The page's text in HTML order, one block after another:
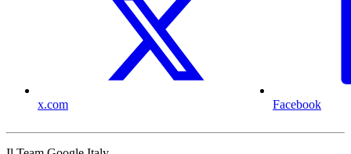
x.com Facebook